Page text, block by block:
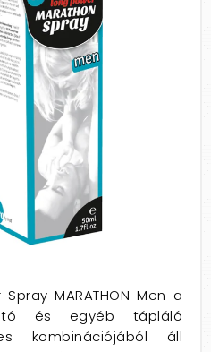
MARATHON Men a
és egyéb tápláló
kombinációjából áll